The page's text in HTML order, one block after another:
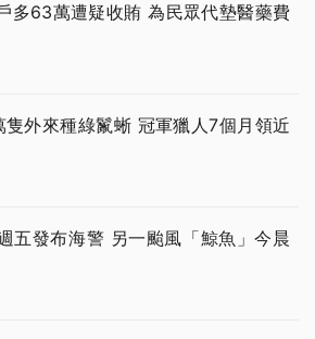
多63萬遭疑收賄 為民眾代墊醫藥費
隻外來種綠鬣蜥 冠軍獵人7個月領近
五發布海警 另一颱風「鯨魚」今晨